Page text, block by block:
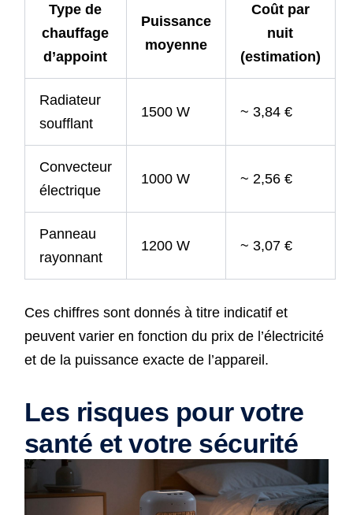
Type de
chauffage
d’appoint
Puissance
moyenne
Coût par
nuit
(estimation)
Radiateur
soufflant
1500 W ~ 3,84 €
Convecteur
électrique
1000 W ~ 2,56 €
Panneau
rayonnant
1200 W ~ 3,07 €
Ces chiffres sont donnés à titre indicatif et
peuvent varier en fonction du prix de l’électricité
et de la puissance exacte de l’appareil.
Les risques pour votre
santé et votre sécurité